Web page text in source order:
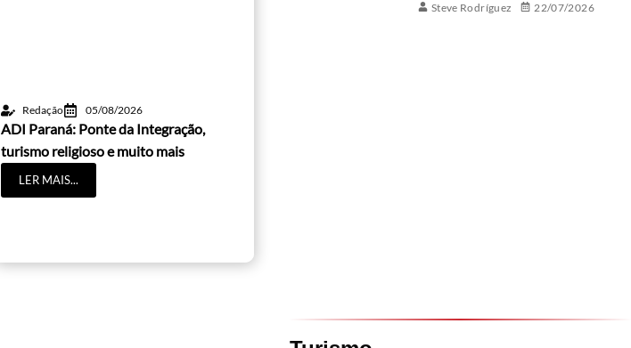
Redação 05/08/2026
ADI Paraná: Ponte da Integração,
turismo religioso e muito mais
LER MAIS...
Steve Rodríguez 22/07/2026